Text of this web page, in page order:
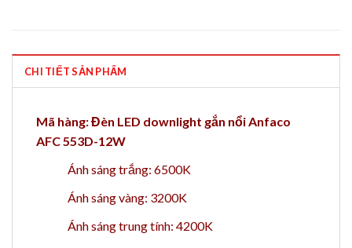
CHI TIẾT SẢN PHẨM
Mã hàng: Đèn LED downlight gắn nổi Anfaco
AFC 553D-12W
Ánh sáng trắng: 6500K
Ánh sáng vàng: 3200K
Ánh sáng trung tính: 4200K